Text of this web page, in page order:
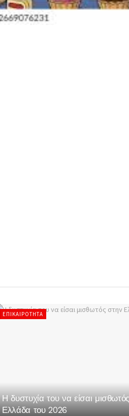
ΕΠΙΚΑΙΡΌΤΗΤΑ
Η δυστυχία του να είσαι
Ελλάδα του 2026